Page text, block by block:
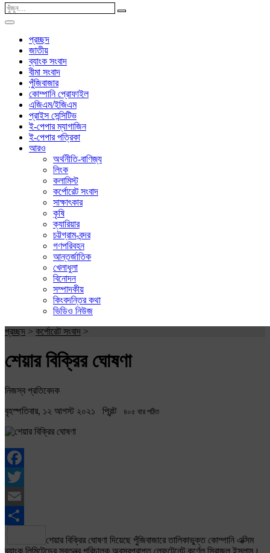
প্রচ্ছদ
জাতীয়
ব্যাংক সংবাদ
বীমা সংবাদ
পুঁজিবাজার
কোম্পানি প্রোফাইল
এজিএম/ইজিএম
প্রাইস সেন্সিটিভ
ই-পেপার ম্যাগাজিন
ই-পেপার পত্রিকা
আরও
অর্থনীতি-বাণিজ্য
লিংক
কলামিস্ট
কর্পোরেট সংবাদ
সাক্ষাৎকার
কৃষি
ক্যারিয়ার
চট্টগ্রাম-বন্দর
গণপরিবহন
আন্তর্জাতিক
খেলাধুলা
বিনোদন
সম্পাদকীয়
কিংবদন্তির কথা
ভিডিও নিউজ
প্রচ্ছদ > কর্পোরেট সংবাদ >
শেয়ার বিক্রির ঘোষণা
নিজস্ব প্রতিবেদক
বৃহস্পতিবার, ১২ আগস্ট ২০২১ প্রিন্ট ৪০৫ বার পঠিত
Facebook
Twitter
Email
Share
শেয়ার বিক্রির ঘোষণা দিয়েছে পুঁজিবাজারে তালিকাভুক্ত কোম্পানি এক্সিম
ব্যাংক লিমিটেডের স্বতন্ত্র পরিচালক অবসরপ্রাপ্ত লেফটেনেন্ট কর্ণেল সিরাজুল ইসলাম।